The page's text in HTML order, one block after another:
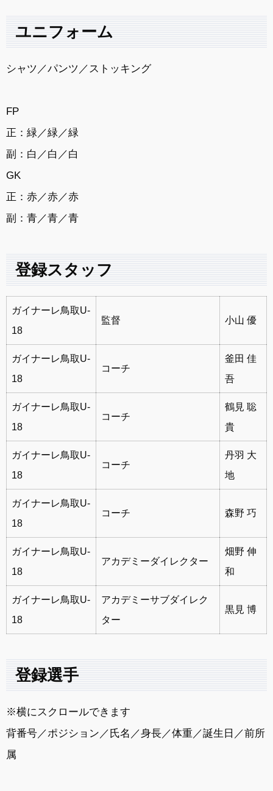
ユニフォーム
シャツ／パンツ／ストッキング
FP
正：緑／緑／緑
副：白／白／白
GK
正：赤／赤／赤
副：青／青／青
登録スタッフ
ガイナーレ鳥取U-
18
監督 小山 優
ガイナーレ鳥取U-
18
コーチ
釜田 佳
吾
ガイナーレ鳥取U-
18
コーチ
鶴見 聡
貴
ガイナーレ鳥取U-
18
コーチ
丹羽 大
地
ガイナーレ鳥取U-
18
コーチ 森野 巧
ガイナーレ鳥取U-
18
アカデミーダイレクター
畑野 伸
和
ガイナーレ鳥取U-
18
アカデミーサブダイレク
ター
黒見 博
登録選手
※横にスクロールできます
背番号／ポジション／氏名／身長／体重／誕生日／前所
属